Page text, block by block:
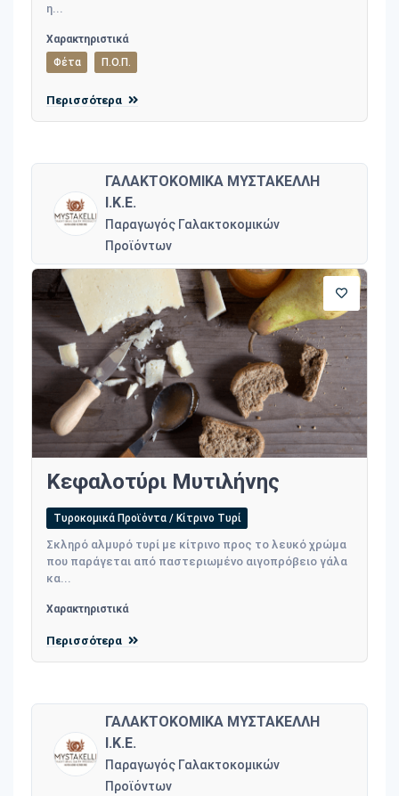
η...
Χαρακτηριστικά
Φέτα
Π.Ο.Π.
Περισσότερα
ΓΑΛΑΚΤΟΚΟΜΙΚΑ ΜΥΣΤΑΚΕΛΛΗ
Ι.Κ.Ε.
Παραγωγός Γαλακτοκομικών
Προϊόντων
Κεφαλοτύρι Μυτιλήνης
Τυροκομικά Προϊόντα / Κίτρινο Τυρί
Σκληρό αλμυρό τυρί με κίτρινο προς το λευκό χρώμα
που παράγεται από παστεριωμένο αιγοπρόβειο γάλα
κα...
Χαρακτηριστικά
Περισσότερα
ΓΑΛΑΚΤΟΚΟΜΙΚΑ ΜΥΣΤΑΚΕΛΛΗ
Ι.Κ.Ε.
Παραγωγός Γαλακτοκομικών
Προϊόντων